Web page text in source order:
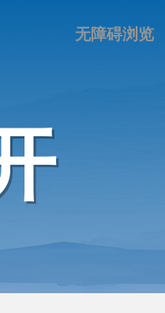
无障碍浏览